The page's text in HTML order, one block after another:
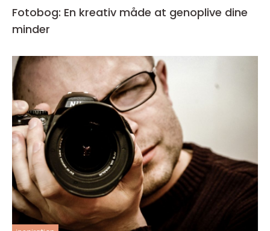
Fotobog: En kreativ måde at genoplive dine
minder